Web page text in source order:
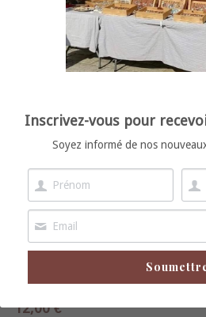
Bague
vide poche
décoration
boucles d'oreille
Retrouvez moi en boutique
Rechercher
POWERED
12,00 €
Inscrivez-vous pour
Soyez informé de nos